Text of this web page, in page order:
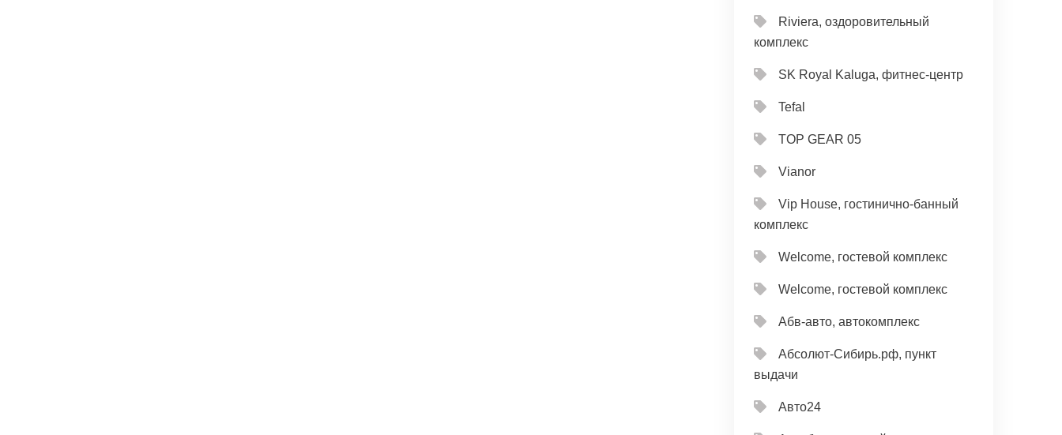
Riviera, оздоровительный
комплекс
SK Royal Kaluga, фитнес-центр
Tefal
TOP GEAR 05
Vianor
Vip House, гостинично-банный
комплекс
Welcome, гостевой комплекс
Welcome, гостевой комплекс
Абв-авто, автокомплекс
Абсолют-Сибирь.рф, пункт
выдачи
Авто24